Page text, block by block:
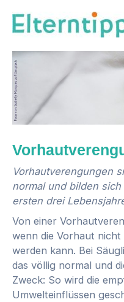
Inhalt
springen
Vorhautverengungen
normal und bilden
ersten drei
Von einer
wenn die Vorhaut
werden kann. Bei
das völlig normal und
Zweck: So wird die
Umwelteinflüssen